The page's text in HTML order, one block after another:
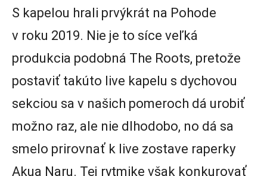
S kapelou hrali prvýkrát na Pohode
v roku 2019. Nie je to síce veľká
produkcia podobná The Roots, pretože
postaviť takúto live kapelu s dychovou
sekciou sa v našich pomeroch dá urobiť
možno raz, ale nie dlhodobo, no dá sa
smelo prirovnať k live zostave raperky
Akua Naru. Tej rytmike však konkurovať